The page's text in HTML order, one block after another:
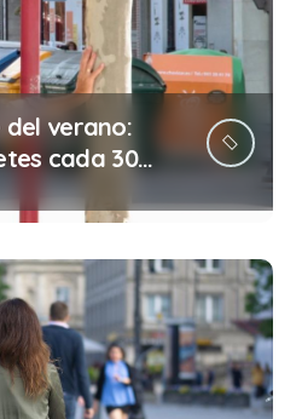
del verano:
cada 30
(y la
costar